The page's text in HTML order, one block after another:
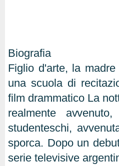
Biografia
Figlio d'arte, la
una scuola di
film drammatico La
realmente
studenteschi,
sporca. Dopo un
serie televisive